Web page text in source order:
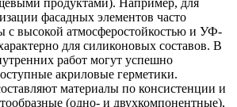
фасадных элементов часто
с высокой атмосферостойкостью и УФ-
для силиконовых составов. В
работ могут успешно
акриловые герметики.
материалы по консистенции и
(одно- и двухкомпонентные),